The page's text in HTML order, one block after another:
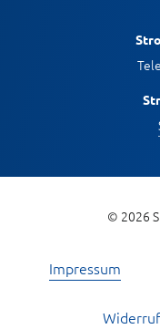
© 2026
Impressum
Widerruf